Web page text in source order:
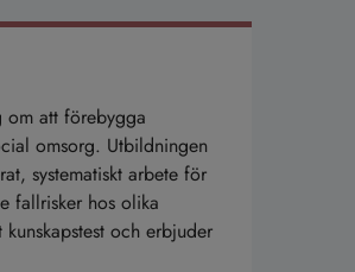
om att förebygga
omsorg. Utbildningen
systematiskt arbete för
fallrisker hos olika
och erbjuder